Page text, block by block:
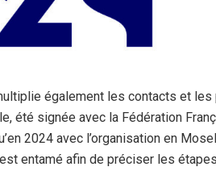
également les contacts et les
été signée avec la Fédération
2024 avec l’organisation en
entamé afin de préciser les